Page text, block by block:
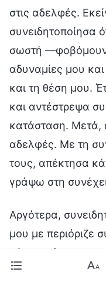
στις αδελφές.
συνειδητοποίησα
σωστή —φοβόμουν
αδυναμίες μου
και τη θέση μου.
και αντέστρεψα
κατάσταση. Μετά,
αδελφές. Με τη
τους, απέκτησα
γράψω στη
Αργότερα,
μου με περιόριζε
μέσα από την
αναστρέψω